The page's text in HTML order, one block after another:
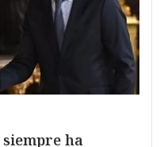
ha